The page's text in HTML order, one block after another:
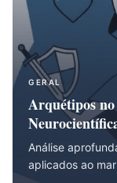
emergente dos
institucionais"
GERAL
Arquétipos
Marcas e
Análise
aplicados ao